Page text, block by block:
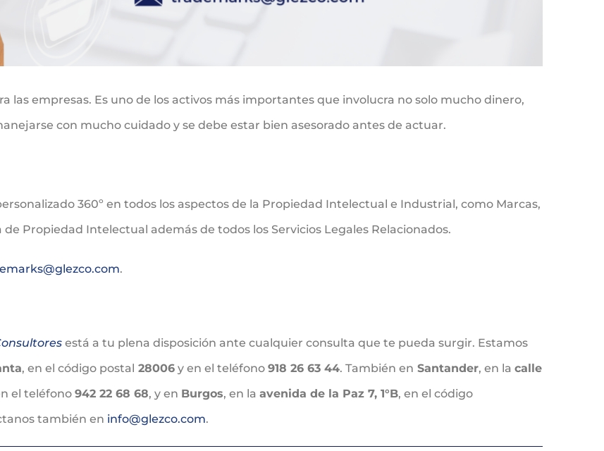
las empresas. Es uno de los activos más importantes que involucra no solo mucho dinero,
con mucho cuidado y se debe estar bien asesorado antes de actuar.
360º en todos los aspectos de la Propiedad Intelectual e Industrial, como Marcas,
Propiedad Intelectual además de todos los Servicios Legales Relacionados.
.
está a tu plena disposición ante cualquier consulta que te pueda surgir. Estamos
, en el código postal 28006 y en el teléfono 918 26 63 44. También en Santander, en la calle
el teléfono 942 22 68 68, y en Burgos, en la avenida de la Paz 7, 1°B, en el código
también en info@glezco.com.